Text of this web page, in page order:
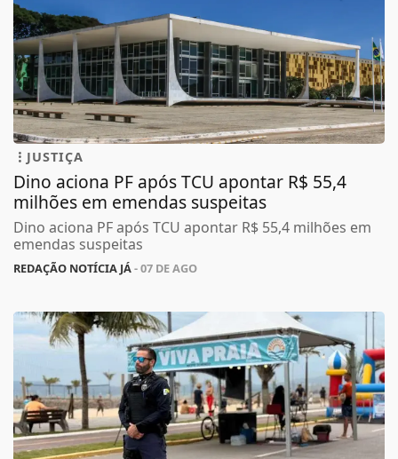
JUSTIÇA
Dino aciona PF após TCU apontar R$ 55,4
milhões em emendas suspeitas
Dino aciona PF após TCU apontar R$ 55,4 milhões em
emendas suspeitas
REDAÇÃO NOTÍCIA JÁ- 07 DE AGO